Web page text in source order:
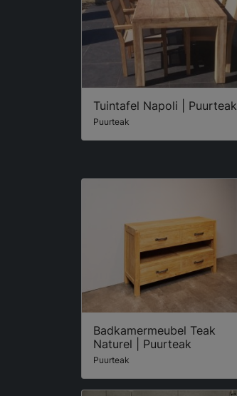
Tuintafel Napoli | Puurteak
Puurteak
Badkamermeubel Teak
Naturel | Puurteak
Puurteak